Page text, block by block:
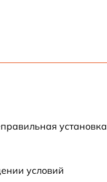
установка
условий